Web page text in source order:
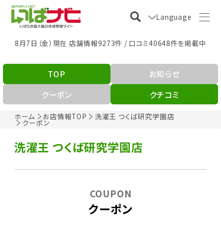
Language
8月7日（金）現在 店舗情報9273件 / 口コミ40648件を掲載中
ホーム お店情報TOP 洗濯王 つくば研究学園店
クーポン
TOP
お知らせ
クーポン
クチコミ
洗濯王 つくば研究学園店
クーポン
COUPON